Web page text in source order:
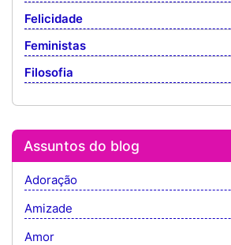
Felicidade
Feministas
Filosofia
Assuntos do blog
Adoração
Amizade
Amor